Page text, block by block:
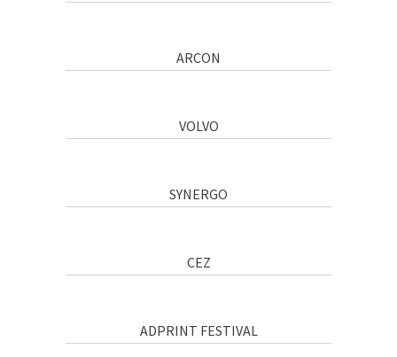
ARCON
VOLVO
SYNERGO
CEZ
ADPRINT FESTIVAL